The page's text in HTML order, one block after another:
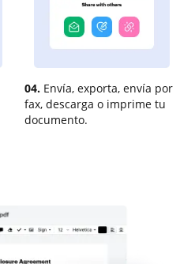
04. Envía, exporta, envía por
fax, descarga o imprime tu
documento.